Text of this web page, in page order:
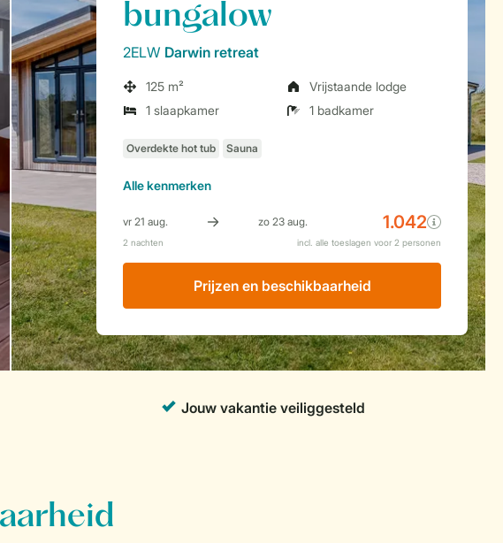
bungalow
2ELW Darwin retreat
125 m²
Vrijstaande lodge
1 slaapkamer
1 badkamer
Allekenmerken
Prijzen en beschikbaarheid